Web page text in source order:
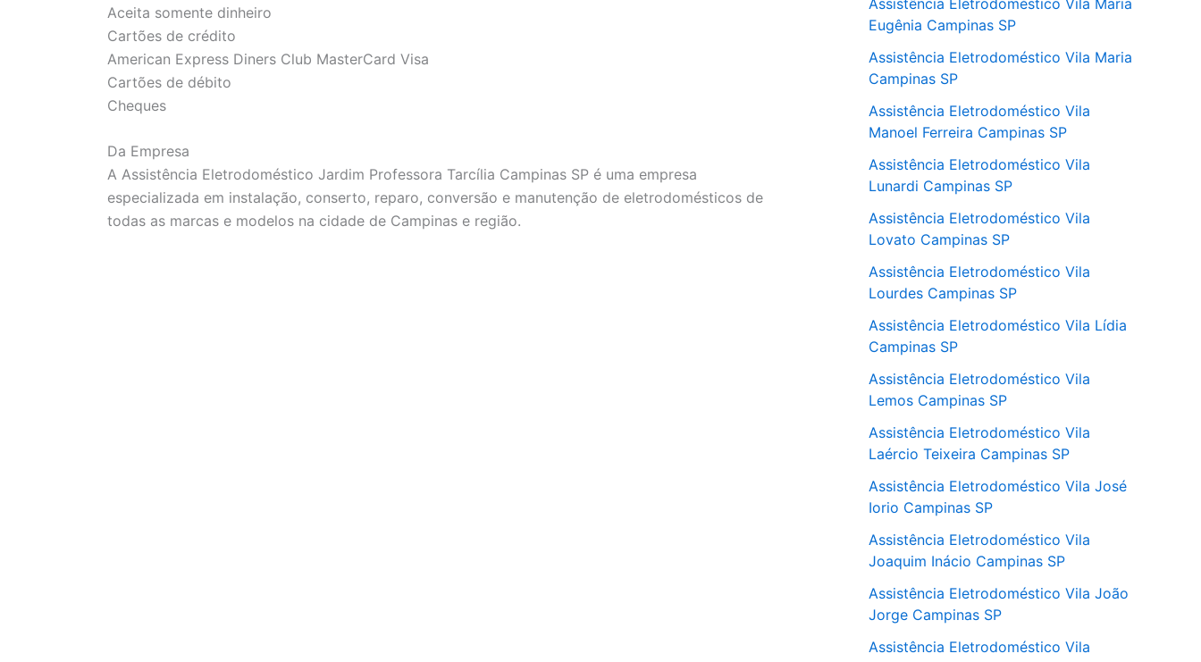
Aceita somente dinheiro
Cartões de crédito
American Express Diners Club MasterCard Visa
Cartões de débito
Cheques
Da Empresa
A Assistência Eletrodoméstico Jardim Professora Tarcília Campinas SP é uma empresa
especializada em instalação, conserto, reparo, conversão e manutenção de eletrodomésticos de
todas as marcas e modelos na cidade de Campinas e região.
Assistência Eletrodoméstico Vila Maria
Eugênia Campinas SP
Assistência Eletrodoméstico Vila Maria
Campinas SP
Assistência Eletrodoméstico Vila
Manoel Ferreira Campinas SP
Assistência Eletrodoméstico Vila
Lunardi Campinas SP
Assistência Eletrodoméstico Vila
Lovato Campinas SP
Assistência Eletrodoméstico Vila
Lourdes Campinas SP
Assistência Eletrodoméstico Vila Lídia
Campinas SP
Assistência Eletrodoméstico Vila
Lemos Campinas SP
Assistência Eletrodoméstico Vila
Laércio Teixeira Campinas SP
Assistência Eletrodoméstico Vila José
Iorio Campinas SP
Assistência Eletrodoméstico Vila
Joaquim Inácio Campinas SP
Assistência Eletrodoméstico Vila João
Jorge Campinas SP
Assistência Eletrodoméstico Vila